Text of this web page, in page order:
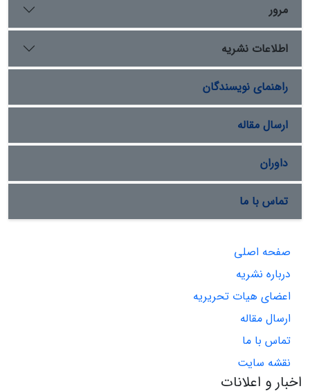
مرور
اطلاعات نشریه
راهنمای نویسندگان
ارسال مقاله
داوران
تماس با ما
صفحه اصلی
درباره نشریه
اعضای هیات تحریریه
ارسال مقاله
تماس با ما
نقشه سایت
اخبار و اعلانات